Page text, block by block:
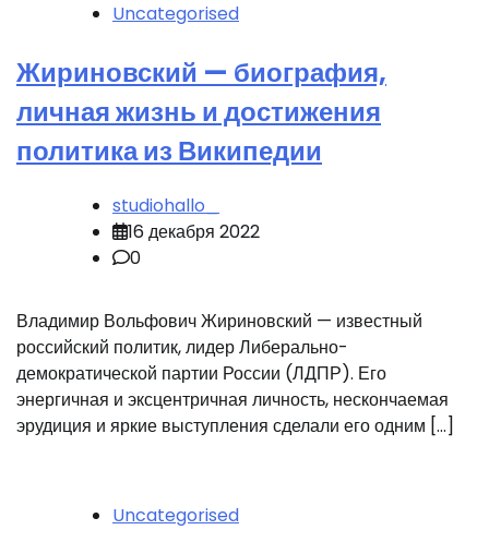
Uncategorised
Жириновский — биография,
личная жизнь и достижения
политика из Википедии
studiohallo_
16 декабря 2022
0
Владимир Вольфович Жириновский — известный
российский политик, лидер Либерально-
демократической партии России (ЛДПР). Его
энергичная и эксцентричная личность, нескончаемая
эрудиция и яркие выступления сделали его одним […]
Uncategorised